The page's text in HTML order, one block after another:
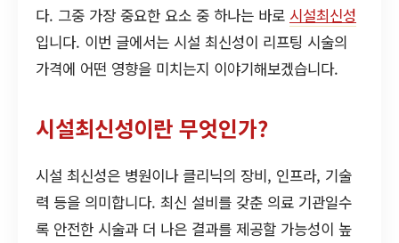
다. 그중 가장 중요한 요소 중 하나는 바로 시설최신성
입니다. 이번 글에서는 시설 최신성이 리프팅 시술의
가격에 어떤 영향을 미치는지 이야기해보겠습니다.
시설최신성이란 무엇인가?
시설 최신성은 병원이나 클리닉의 장비, 인프라, 기술
력 등을 의미합니다. 최신 설비를 갖춘 의료 기관일수
록 안전한 시술과 더 나은 결과를 제공할 가능성이 높